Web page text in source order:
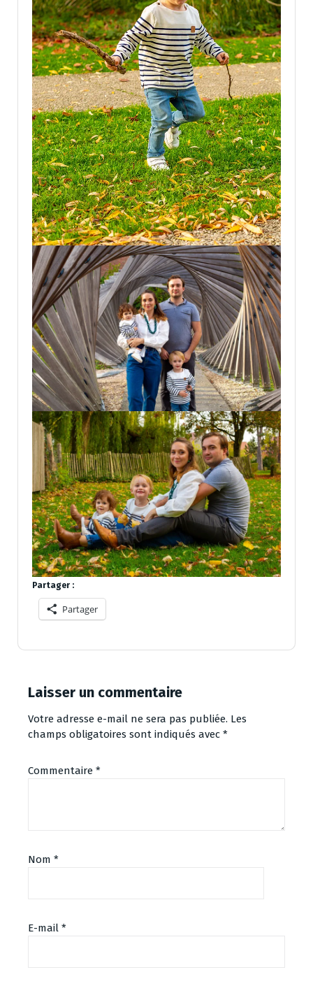
Partager :
Partager
Laisser un commentaire
Votre adresse e-mail ne sera pas publiée. Les
champs obligatoires sont indiqués avec *
Commentaire *
Nom *
E-mail *